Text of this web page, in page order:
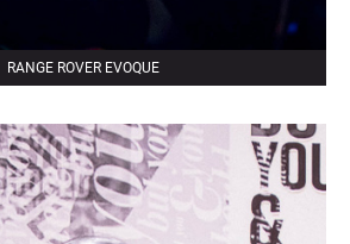
RANGE ROVER EVOQUE